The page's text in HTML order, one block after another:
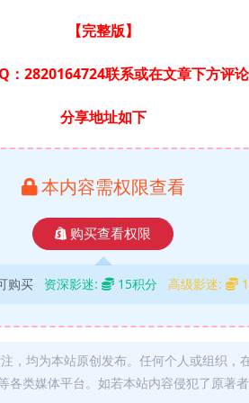
【完整版】
：2820164724联系或在文章下方评
分享地址如下
本内容需权限查看
购买查看权限
购买 资深影迷: 15积分 高级影迷:
，均为本站原创发布。任何个人或组织，
各类媒体平台。如若本站内容侵犯了原著